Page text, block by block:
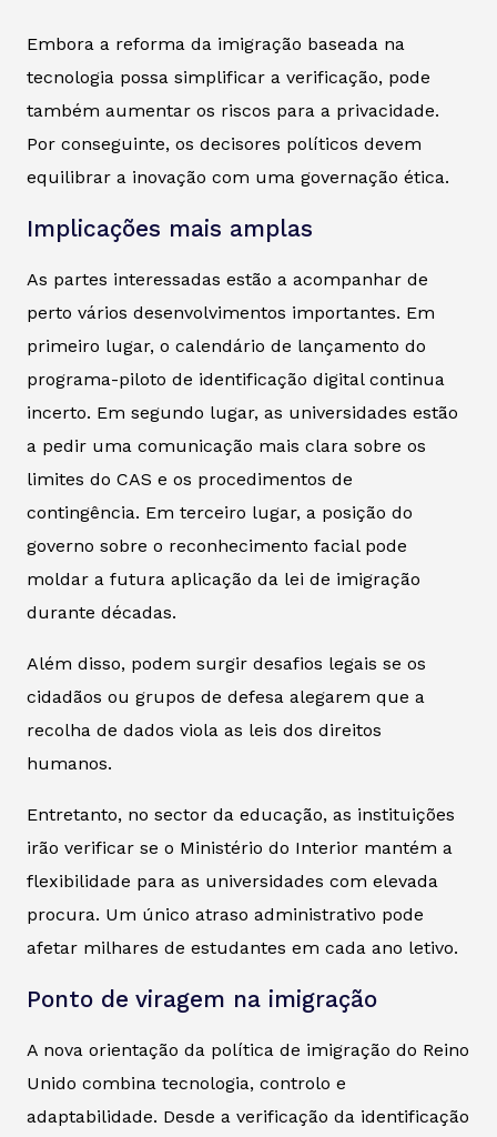
Embora a reforma da imigração baseada na
tecnologia possa simplificar a verificação, pode
também aumentar os riscos para a privacidade.
Por conseguinte, os decisores políticos devem
equilibrar a inovação com uma governação ética.
Implicações mais amplas
As partes interessadas estão a acompanhar de
perto vários desenvolvimentos importantes. Em
primeiro lugar, o calendário de lançamento do
programa-piloto de identificação digital continua
incerto. Em segundo lugar, as universidades estão
a pedir uma comunicação mais clara sobre os
limites do CAS e os procedimentos de
contingência. Em terceiro lugar, a posição do
governo sobre o reconhecimento facial pode
moldar a futura aplicação da lei de imigração
durante décadas.
Além disso, podem surgir desafios legais se os
cidadãos ou grupos de defesa alegarem que a
recolha de dados viola as leis dos direitos
humanos.
Entretanto, no sector da educação, as instituições
irão verificar se o Ministério do Interior mantém a
flexibilidade para as universidades com elevada
procura. Um único atraso administrativo pode
afetar milhares de estudantes em cada ano letivo.
Ponto de viragem na imigração
A nova orientação da política de imigração do Reino
Unido combina tecnologia, controlo e
adaptabilidade. Desde a verificação da identificação